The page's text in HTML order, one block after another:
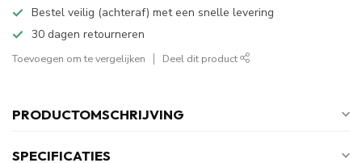
Bestel veilig (achteraf) met een snelle levering
30 dagen retourneren
Toevoegen om te vergelijken Deel dit product
PRODUCTOMSCHRIJVING
SPECIFICATIES